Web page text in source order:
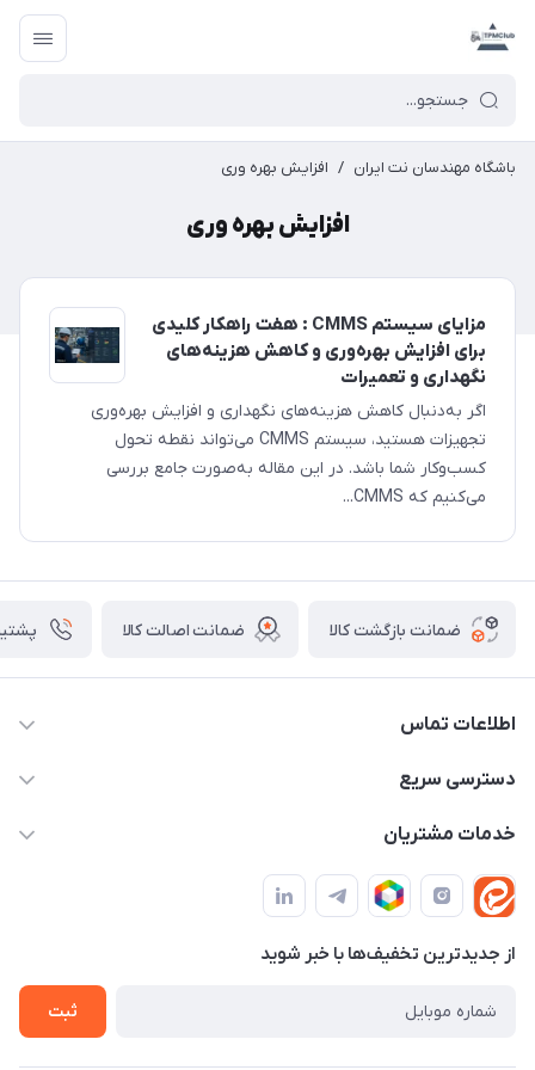
باشگاه مهندسان نت ایران / افزایش بهره وری
افزایش بهره وری
مزایای سیستم CMMS : هفت راهکار کلیدی
برای افزایش بهره‌وری و کاهش هزینه‌های
نگهداری و تعمیرات
اگر به‌دنبال کاهش هزینه‌های نگهداری و افزایش بهره‌وری
تجهیزات هستید، سیستم CMMS می‌تواند نقطه تحول
کسب‌وکار شما باشد. در این مقاله به‌صورت جامع بررسی
می‌کنیم که CMMS...
ضمانت بازگشت کالا ضمانت اصالت کالا
اطلاعات تماس
09982430312
دسترسی سریع
حساب کاربری
لیست محصولات
درباره ما
خدمات مشتریان
قوانین و مقررات
حریم خصوصی
راهنما
از جدید‌ترین تخفیف‌ها با‌ خبر شوید
ثبت